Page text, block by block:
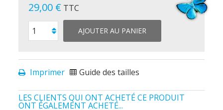
29,00 € TTC
AJOUTER AU PANIER
Imprimer Guide des tailles
LES CLIENTS QUI ONT ACHETÉ CE PRODUIT
ONT ÉGALEMENT ACHETÉ...